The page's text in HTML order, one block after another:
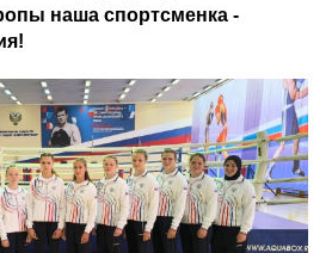
наша спортсменка -